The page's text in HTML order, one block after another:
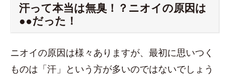
汗って本当は無臭！？ニオイの原因は
●●だった！
ニオイの原因は様々ありますが、最初に思いつく
ものは「汗」という方が多いのではないでしょう